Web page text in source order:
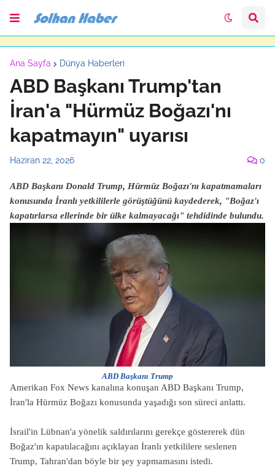
Ana Sayfa Dünya Haberleri
ABD Başkanı Trump'tan
İran'a "Hürmüz Boğazı'nı
kapatmayın" uyarısı
Haziran 22, 2026 0
ABD Başkanı Donald Trump, Hürmüz Boğazı'nı kapatmamaları
konusunda İranlı yetkililerle görüştüğünü kaydederek, "Boğaz'ı
kapatırlarsa ellerinde bir ülke kalmayacağı" tehdidinde bulundu.
ABD Başkanı Trump
Amerikan Fox News kanalına konuşan ABD Başkanı Trump,
İran'la Hürmüz Boğazı konusunda yaşadığı son süreci anlattı.
İsrail'in Lübnan'a yönelik saldırılarını gerekçe göstererek dün
Boğaz'ın kapatılacağını açıklayan İranlı yetkililere seslenen
Trump, Tahran'dan böyle bir şey yapmamasını istedi.